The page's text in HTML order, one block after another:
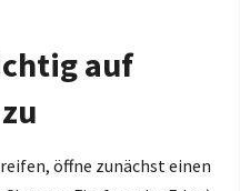
auf
öffne zunächst einen